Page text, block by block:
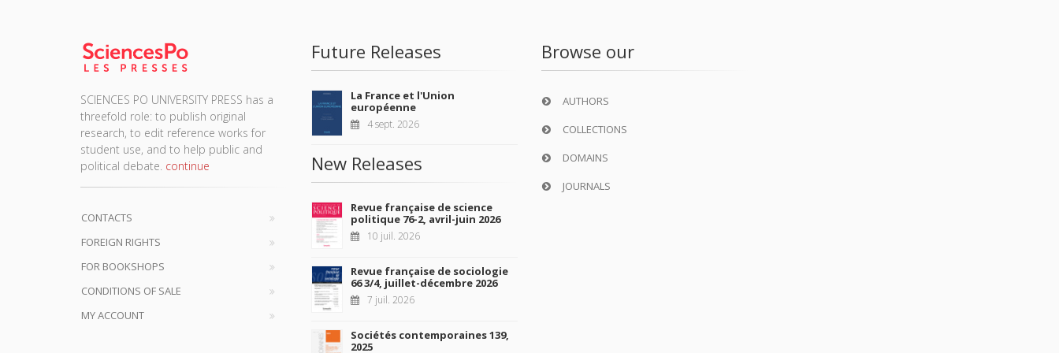
SCIENCES PO UNIVERSITY PRESS has a
threefold role: to publish original
research, to edit reference works for
student use, and to help public and
political debate. continue
CONTACTS
FOREIGN RIGHTS
FOR BOOKSHOPS
CONDITIONS OF SALE
MY ACCOUNT
Future Releases
La France et l'Union
européenne
4 sept. 2026
New Releases
Revue française de science
politique 76-2, avril-juin 2026
10 juil. 2026
Revue française de sociologie
66 3/4, juillet-décembre 2026
7 juil. 2026
Sociétés contemporaines 139,
2025
Browse our
AUTHORS
COLLECTIONS
DOMAINS
JOURNALS